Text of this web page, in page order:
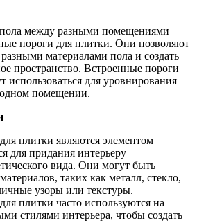
пола между разными помещениями
пороги для плитки. Они позволяют
материалами пола и создать
пространство. Встроенные пороги
использоваться для уровнирования
помещении.
плитки являются элементом
для придания интерьеру
вида. Они могут быть
таких как металл, стекло,
узоры или текстуры.
плитки часто используются на
стилями интерьера, чтобы создать